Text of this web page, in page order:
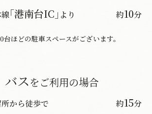
｢港南台IC ｣ より 約10分
ほどの駐車スペースがございます。
バスをご利用の場合
から徒歩で 約15分